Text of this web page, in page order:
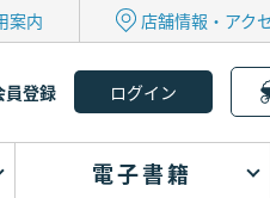
案内 店舗情報・アク
員登録
電子書籍